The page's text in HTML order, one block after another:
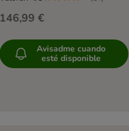
146,99 €
Avisadme cuando
esté disponible